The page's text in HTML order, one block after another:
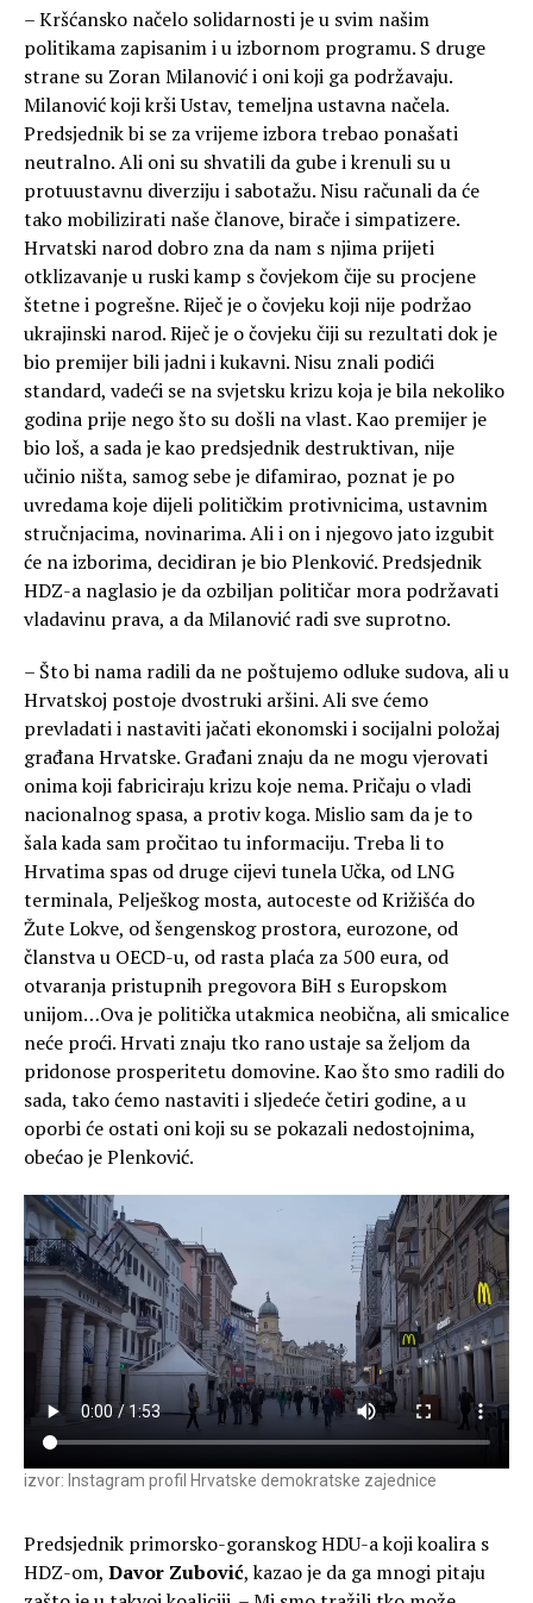
– Kršćansko načelo solidarnosti je u svim našim
politikama zapisanim i u izbornom programu. S druge
strane su Zoran Milanović i oni koji ga podržavaju.
Milanović koji krši Ustav, temeljna ustavna načela.
Predsjednik bi se za vrijeme izbora trebao ponašati
neutralno. Ali oni su shvatili da gube i krenuli su u
protuustavnu diverziju i sabotažu. Nisu računali da će
tako mobilizirati naše članove, birače i simpatizere.
Hrvatski narod dobro zna da nam s njima prijeti
otklizavanje u ruski kamp s čovjekom čije su procjene
štetne i pogrešne. Riječ je o čovjeku koji nije podržao
ukrajinski narod. Riječ je o čovjeku čiji su rezultati dok je
bio premijer bili jadni i kukavni. Nisu znali podići
standard, vadeći se na svjetsku krizu koja je bila nekoliko
godina prije nego što su došli na vlast. Kao premijer je
bio loš, a sada je kao predsjednik destruktivan, nije
učinio ništa, samog sebe je difamirao, poznat je po
uvredama koje dijeli političkim protivnicima, ustavnim
stručnjacima, novinarima. Ali i on i njegovo jato izgubit
će na izborima, decidiran je bio Plenković. Predsjednik
HDZ-a naglasio je da ozbiljan političar mora podržavati
vladavinu prava, a da Milanović radi sve suprotno.
– Što bi nama radili da ne poštujemo odluke sudova, ali u
Hrvatskoj postoje dvostruki aršini. Ali sve ćemo
prevladati i nastaviti jačati ekonomski i socijalni položaj
građana Hrvatske. Građani znaju da ne mogu vjerovati
onima koji fabriciraju krizu koje nema. Pričaju o vladi
nacionalnog spasa, a protiv koga. Mislio sam da je to
šala kada sam pročitao tu informaciju. Treba li to
Hrvatima spas od druge cijevi tunela Učka, od LNG
terminala, Pelješkog mosta, autoceste od Križišća do
Žute Lokve, od šengenskog prostora, eurozone, od
članstva u OECD-u, od rasta plaća za 500 eura, od
otvaranja pristupnih pregovora BiH s Europskom
unijom…Ova je politička utakmica neobična, ali smicalice
neće proći. Hrvati znaju tko rano ustaje sa željom da
pridonose prosperitetu domovine. Kao što smo radili do
sada, tako ćemo nastaviti i sljedeće četiri godine, a u
oporbi će ostati oni koji su se pokazali nedostojnima,
obećao je Plenković.
izvor: Instagram profil Hrvatske demokratske zajednice
Predsjednik primorsko-goranskog HDU-a koji koalira s
HDZ-om, Davor Zubović, kazao je da ga mnogi pitaju